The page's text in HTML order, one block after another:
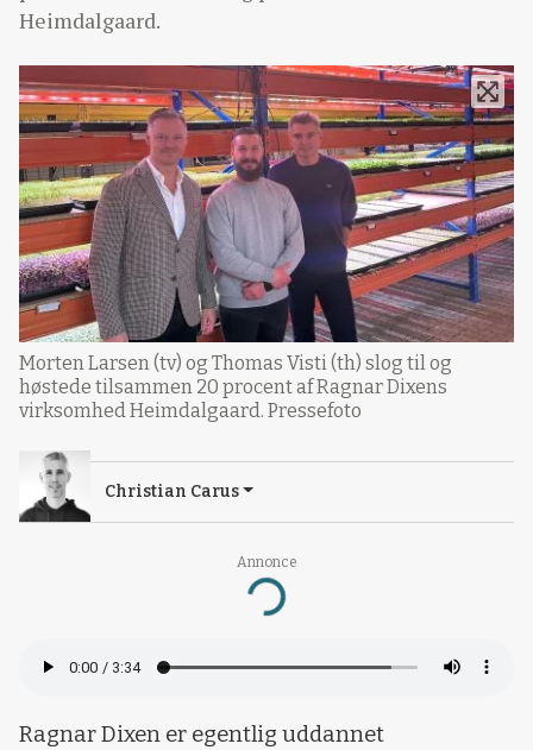
Annonce
Loading...
Heimdalgaard.
Morten Larsen (tv) og Thomas Visti (th) slog til og
høstede tilsammen 20 procent af Ragnar Dixens
virksomhed Heimdalgaard. Pressefoto
Christian Carus
Ragnar Dixen er egentlig uddannet